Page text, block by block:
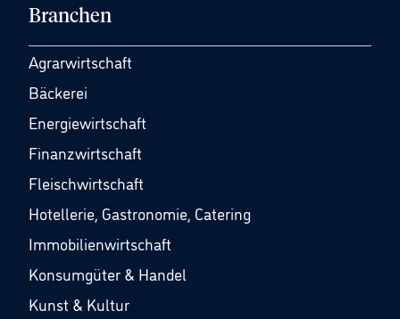
Branchen
Agrarwirtschaft
Bäckerei
Energiewirtschaft
Finanzwirtschaft
Fleischwirtschaft
Hotellerie, Gastronomie, Catering
Immobilienwirtschaft
Konsumgüter & Handel
Kunst & Kultur